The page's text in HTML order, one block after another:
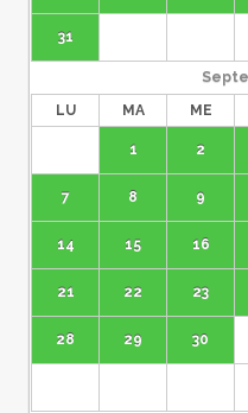
31
LU
MA ME
1 2
7 8 9
14 15 16
21 22 23
28 29 30